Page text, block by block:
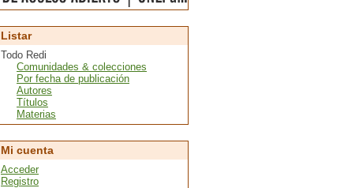
Listar
Todo Redi
Comunidades & colecciones
Por fecha de publicación
Autores
Títulos
Materias
Mi cuenta
Acceder
Registro